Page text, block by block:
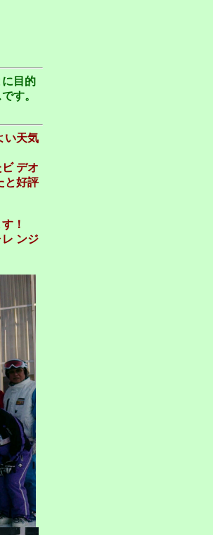
目的
す。
い天気
デオ
と好評
！
ンジ